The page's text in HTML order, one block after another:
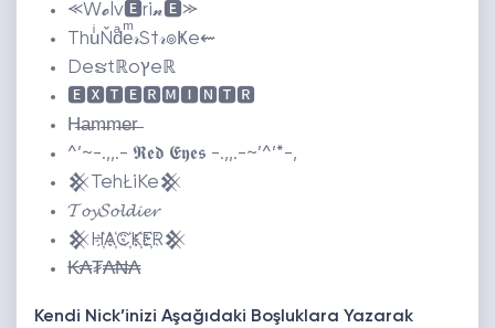
⪻W𝓸lv🅴ri𝓷🅴⪼
ThuͥŇdͣeͫ𝓇S†𝓇๏Ҝe⇜
Deຮtℝoץeℝ
🅴🆇🆃🅴🆁🅼🅸🅽🆃🆁
H̶a̶m̶m̶e̶r̶
^’~-.,,.- 𝕽𝖊𝖉 𝕰𝖞𝖊𝖘 -.,,.-~’^’*-,
𒆜TehŁiKe𒆜
𝓣𝓸𝔂𝓢𝓸𝓵𝓭𝓲𝓮𝓻
𒆜H҉A҉C҉K҉E҉R𒆜
₭₳₮₳₦₳
Kendi Nick’inizi Aşağıdaki Boşluklara Yazarak